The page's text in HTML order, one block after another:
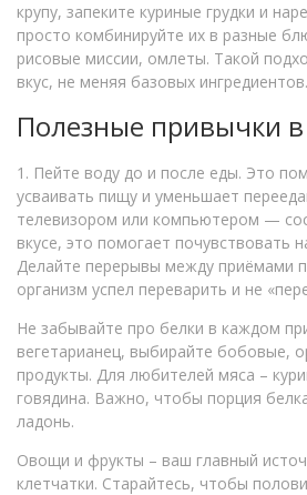
крупу, запеките куриные грудки и
просто комбинируйте их в разные
рисовые миссии, омлеты. Такой
вкус, не меняя базовых ингредиентов.
Полезные привычки
1. Пейте воду до и после еды. Это
усваивать пищу и уменьшает
телевизором или компьютером —
вкусе, это помогает почувствовать
Делайте перерывы между приёмами
организм успел переварить и не
Не забывайте про белки в каждом
вегетарианец, выбирайте бобовые,
продукты. Для любителей мяса –
говядина. Важно, чтобы порция
ладонь.
Овощи и фрукты – ваш главный
клетчатки. Старайтесь, чтобы